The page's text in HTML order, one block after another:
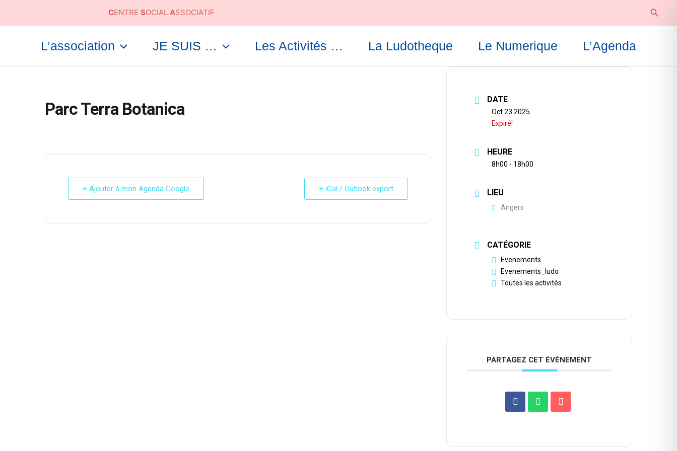
CENTRE SOCIAL ASSOCIATIF
L’association JE SUIS … Les Activités … La Ludotheque Le Numerique L’Agenda
Parc Terra Botanica
+ Ajouter à mon Agenda Google + iCal / Outlook export
DATE
Oct 23 2025
Expiré!
HEURE
8h00 - 18h00
LIEU
Angers
CATÉGORIE
Evenements
Evenements_ludo
Toutes les activités
PARTAGEZ CET ÉVÉNEMENT